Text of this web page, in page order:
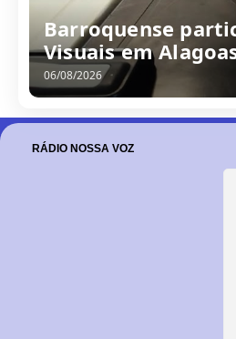
Barroquense
Boleiras de
05/08/2026
RÁDIO NOSSA VOZ